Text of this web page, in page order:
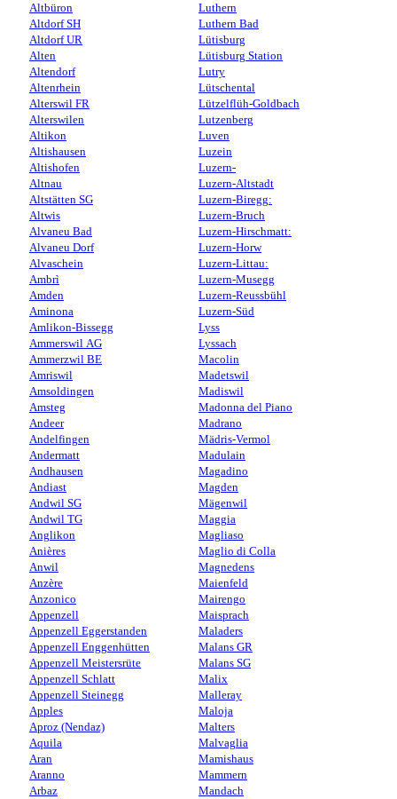
Altbüron
Altdorf SH
Altdorf UR
Alten
Altendorf
Altenrhein
Alterswil FR
Alterswilen
Altikon
Altishausen
Altishofen
Altnau
Altstätten SG
Altwis
Alvaneu Bad
Alvaneu Dorf
Alvaschein
Ambrì
Amden
Aminona
Amlikon-Bissegg
Ammerswil AG
Ammerzwil BE
Amriswil
Amsoldingen
Amsteg
Andeer
Andelfingen
Andermatt
Andhausen
Andiast
Andwil SG
Andwil TG
Anglikon
Anières
Anwil
Anzère
Anzonico
Appenzell
Appenzell Eggerstanden
Appenzell Enggenhütten
Appenzell Meistersrüte
Appenzell Schlatt
Appenzell Steinegg
Apples
Aproz (Nendaz)
Aquila
Aran
Aranno
Arbaz
Luthern
Luthern Bad
Lütisburg
Lütisburg Station
Lutry
Lütschental
Lützelflüh-Goldbach
Lutzenberg
Luven
Luzein
Luzern-
Luzern-Altstadt
Luzern-Biregg:
Luzern-Bruch
Luzern-Hirschmatt:
Luzern-Horw
Luzern-Littau:
Luzern-Musegg
Luzern-Reussbühl
Luzern-Süd
Lyss
Lyssach
Macolin
Madetswil
Madiswil
Madonna del Piano
Madrano
Mädris-Vermol
Madulain
Magadino
Magden
Mägenwil
Maggia
Magliaso
Maglio di Colla
Magnedens
Maienfeld
Mairengo
Maisprach
Maladers
Malans GR
Malans SG
Malix
Malleray
Maloja
Malters
Malvaglia
Mamishaus
Mammern
Mandach